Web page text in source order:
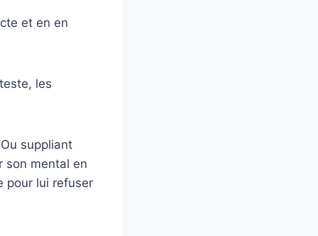
et en en
les
suppliant
son mental en
pour lui refuser